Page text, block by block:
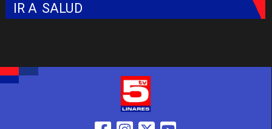
IR A SALUD